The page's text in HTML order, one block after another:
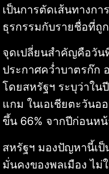
เป็นการตัดเส้นทางก
ธุรกรรมกับรายชื่อที่ถู
จุดเปลี่ยนสำคัญคือวัน
ประกาศคว่ำบาตรก๊ก
โดยสหรัฐฯ ระบุว่าใน
แกม ในเอเชียตะวันอ
ขึ้น 66% จากปีก่อนห
สหรัฐฯ มองปัญหานี้เป็
มั่นคงของพลเมือง ไ